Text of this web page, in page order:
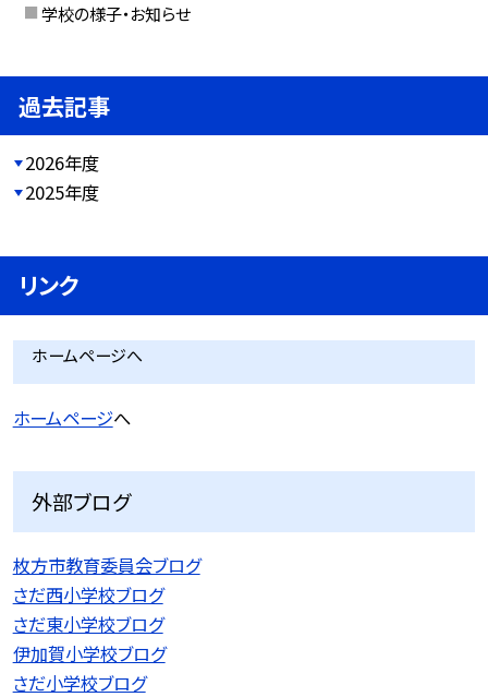
学校の様子・お知らせ
過去記事
2026年度
2025年度
リンク
ホームページへ
ホームページへ
外部ブログ
枚方市教育委員会ブログ
さだ西小学校ブログ
さだ東小学校ブログ
伊加賀小学校ブログ
さだ小学校ブログ